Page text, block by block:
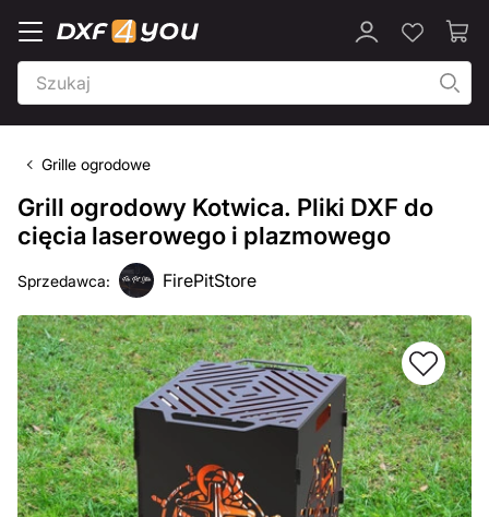
Grille ogrodowe
Grill ogrodowy Kotwica. Pliki DXF do
cięcia laserowego i plazmowego
Sprzedawca: FirePitStore